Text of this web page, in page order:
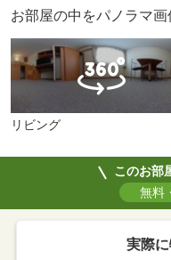
お部屋の中をパノラマ画
リビング
このお部
無料
実際